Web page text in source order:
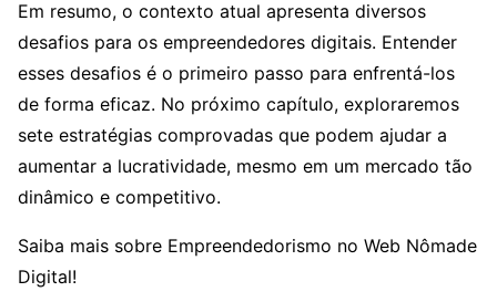
Em resumo, o contexto atual apresenta diversos
desafios para os empreendedores digitais. Entender
esses desafios é o primeiro passo para enfrentá-los
de forma eficaz. No próximo capítulo, exploraremos
sete estratégias comprovadas que podem ajudar a
aumentar a lucratividade, mesmo em um mercado tão
dinâmico e competitivo.
Saiba mais sobre Empreendedorismo no Web Nômade
Digital!